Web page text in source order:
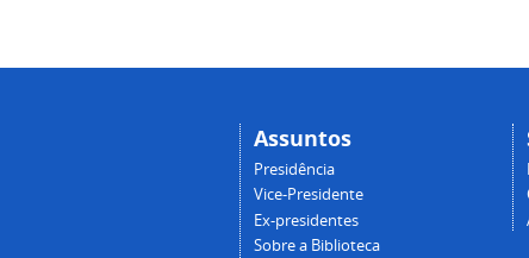
Assuntos
Presidência
Vice-Presidente
Ex-presidentes
Sobre a Biblioteca